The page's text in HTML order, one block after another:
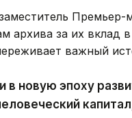
Премьер-
архива за их вклад
важный
новую эпоху